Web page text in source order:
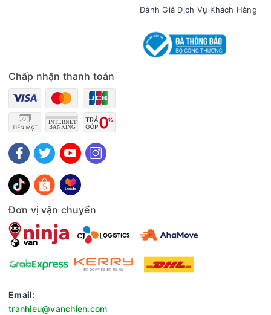
Đánh Giá Dịch Vụ Khách Hàng
Chấp nhận thanh toán
Đơn vị vận chuyển
Email:
tranhieu@vanchien.com